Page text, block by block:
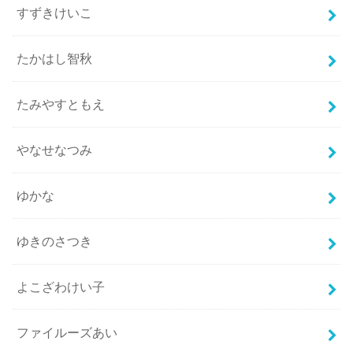
すずきけいこ
たかはし智秋
たみやすともえ
やなせなつみ
ゆかな
ゆきのさつき
よこざわけい子
ファイルーズあい